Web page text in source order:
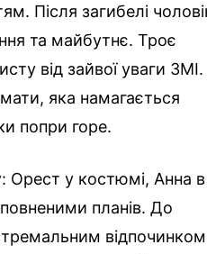
Після загибелі
та майбутнє. Троє
від зайвої уваги ЗМІ.
яка намагається
попри горе.
Орест у костюмі, Анна в
планів. До